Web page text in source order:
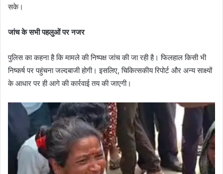
सके।
जांच के सभी पहलुओं पर नजर
पुलिस का कहना है कि मामले की निष्पक्ष जांच की जा रही है। फिलहाल किसी भी
निष्कर्ष पर पहुंचना जल्दबाजी होगी। इसलिए, चिकित्सकीय रिपोर्ट और अन्य साक्ष्यों
के आधार पर ही आगे की कार्रवाई तय की जाएगी।